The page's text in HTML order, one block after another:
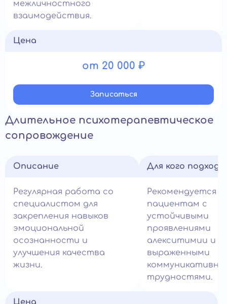
межличностного
взаимодействия.
Цена
от 20 000 ₽
Записатьcя
Длительное психотерапевтическое
сопровождение
Описание
Регулярная работа со
специалистом для
закрепления навыков
эмоциональной
осознанности и
улучшения качества
жизни.
Для кого
Рекомендуется
пациентам с
устойчивыми
проявлениями
алекситимии и
выраженными
трудностями.
Цена